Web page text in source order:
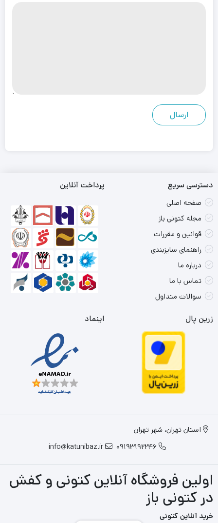
دسترسی سریع
صفحه اصلی
مجله کتونی باز
قوانین و مقررات
راهنمای سایزبندی
درباره ما
تماس با ما
سوالات متداول
پرداخت آنلاین
زرین پال اینماد
استان تهران، شهر تهران
09193192246
info@katunibaz.ir
اولین فروشگاه آنلاین کتونی و کفش
در کتونی باز
خرید آنلاین کتونی